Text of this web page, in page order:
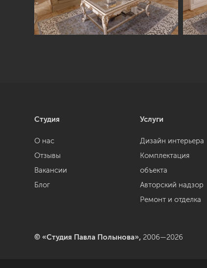
Студия
О нас
Отзывы
Вакансии
Блог
Услуги
Дизайн интерьера
Комплектация
объекта
Авторский надзор
Ремонт и отделка
© «Студия Павла Полынова», 2006—2026